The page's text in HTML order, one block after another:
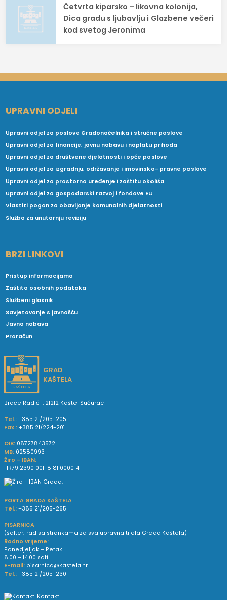
Četvrta kiparsko – likovna kolonija,
Dica gradu s ljubavlju i Glazbene večeri
kod svetog Jeronima
UPRAVNI ODJELI
Upravni odjel za poslove Gradonačelnika i stručne poslove
Upravni odjel za financije, javnu nabavu i naplatu prihoda
Upravni odjel za društvene djelatnosti i opće poslove
Upravni odjel za izgradnju, održavanje i imovinsko- pravne poslove
Upravni odjel za prostorno uređenje i zaštitu okoliša
Upravni odjel za gospodarski razvoj i fondove EU
Vlastiti pogon za obavljanje komunalnih djelatnosti
Služba za unutarnju reviziju
BRZI LINKOVI
Pristup informacijama
Zaštita osobnih podataka
Službeni glasnik
Savjetovanje s javnošću
Javna nabava
Proračun
GRAD
KAŠTELA
Braće Radić 1, 21212 Kaštel Sućurac
Tel.: +385 21/205-205
Fax.: +385 21/224-201
OIB: 08727843572
MB: 02580993
Žiro - IBAN:
HR79 2390 0011 8181 0000 4
PORTA GRADA KAŠTELA
Tel.: +385 21/205-265
PISARNICA
(šalter; rad sa strankama za sva upravna tijela Grada Kaštela)
Radno vrijeme:
Ponedjeljak – Petak
8.00 – 14.00 sati
E-mail: pisarnica@kastela.hr
Tel.: +385 21/205-230
Kontakt